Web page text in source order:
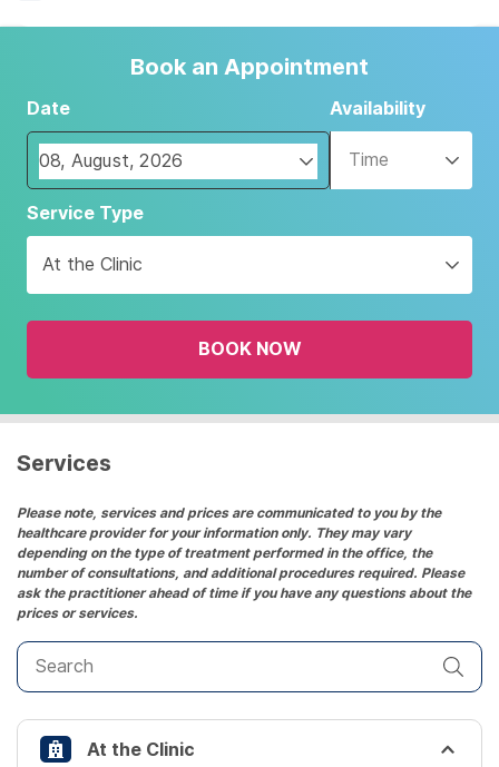
Book an Appointment
Date
Navigate
forward
interact
with
the
and
date.
the
question
mark
key
to
get
the
keyboard
shortcuts
for
Availability
Time
Service Type
At the Clinic
BOOK NOW
Services
Please note, services and prices are communicated to you by the
healthcare provider for your information only. They may vary
depending on the type of treatment performed in the office, the
number of consultations, and additional procedures required. Please
ask the practitioner ahead of time if you have any questions about the
prices or services.
At the Clinic